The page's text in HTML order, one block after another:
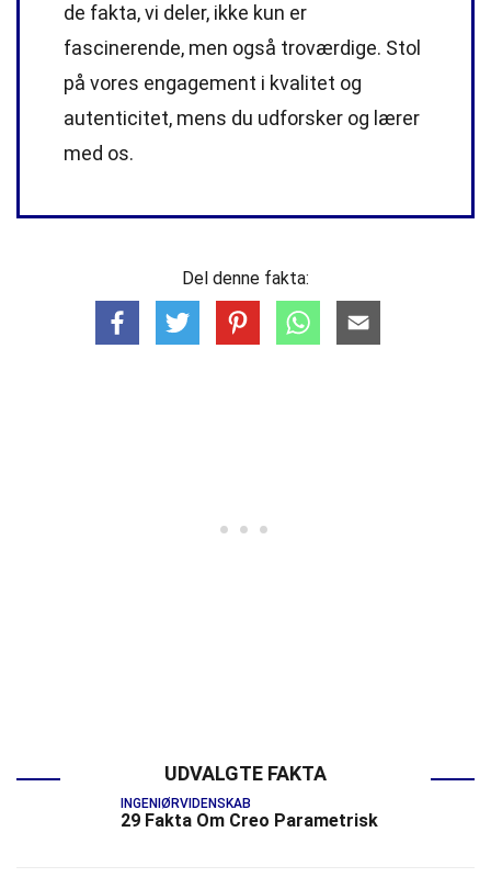
de fakta, vi deler, ikke kun er
fascinerende, men også troværdige. Stol
på vores engagement i kvalitet og
autenticitet, mens du udforsker og lærer
med os.
Del denne fakta:
UDVALGTE FAKTA
INGENIØRVIDENSKAB
29 Fakta Om Creo Parametrisk